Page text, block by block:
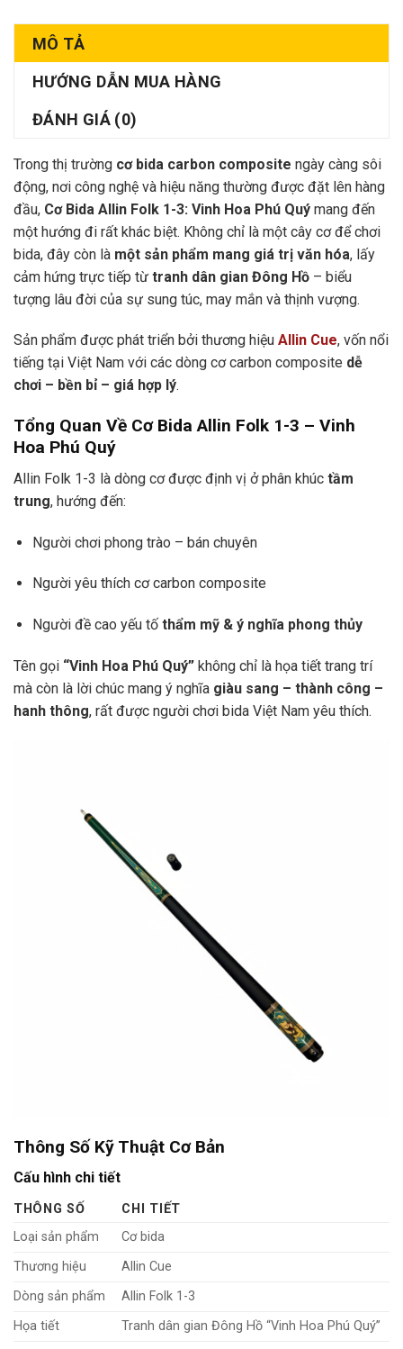
MÔ TẢ
HƯỚNG DẪN MUA HÀNG
ĐÁNH GIÁ (0)
Trong thị trường cơ bida carbon composite ngày càng sôi
động, nơi công nghệ và hiệu năng thường được đặt lên hàng
đầu, Cơ Bida Allin Folk 1-3: Vinh Hoa Phú Quý mang đến
một hướng đi rất khác biệt. Không chỉ là một cây cơ để chơi
bida, đây còn là một sản phẩm mang giá trị văn hóa, lấy
cảm hứng trực tiếp từ tranh dân gian Đông Hồ – biểu
tượng lâu đời của sự sung túc, may mắn và thịnh vượng.
Sản phẩm được phát triển bởi thương hiệu Allin Cue, vốn nổi
tiếng tại Việt Nam với các dòng cơ carbon composite dễ
chơi – bền bỉ – giá hợp lý.
Tổng Quan Về Cơ Bida Allin Folk 1-3 – Vinh
Hoa Phú Quý
Allin Folk 1-3 là dòng cơ được định vị ở phân khúc tầm
trung, hướng đến:
Người chơi phong trào – bán chuyên
Người yêu thích cơ carbon composite
Người đề cao yếu tố thẩm mỹ & ý nghĩa phong thủy
Tên gọi “Vinh Hoa Phú Quý” không chỉ là họa tiết trang trí
mà còn là lời chúc mang ý nghĩa giàu sang – thành công –
hanh thông, rất được người chơi bida Việt Nam yêu thích.
Thông Số Kỹ Thuật Cơ Bản
Cấu hình chi tiết
THÔNG SỐ
CHI TIẾT
Loại sản phẩm
Cơ bida
Thương hiệu
Allin Cue
Dòng sản phẩm
Allin Folk 1-3
Họa tiết
Tranh dân gian Đông Hồ “Vinh Hoa Phú Quý”